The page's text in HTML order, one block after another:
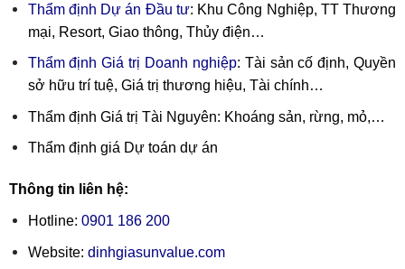
Thẩm định Dự án Đầu tư: Khu Công Nghiệp, TT Thương
mại, Resort, Giao thông, Thủy điện…
Thẩm định Giá trị Doanh nghiệp: Tài sản cố định, Quyền
sở hữu trí tuệ, Giá trị thương hiệu, Tài chính…
Thẩm định Giá trị Tài Nguyên: Khoáng sản, rừng, mỏ,…
Thẩm định giá Dự toán dự án
Thông tin liên hệ:
Hotline: 0901 186 200
Website: dinhgiasunvalue.com